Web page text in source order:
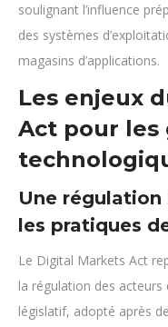
soulignant l’influence
des systèmes
magasins d’applications.
Les enjeux
Act pour les
Une
les pratiques
Le Digital Markets Act
la régulation des
législatif, adopté après